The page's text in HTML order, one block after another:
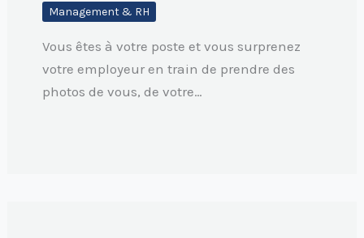
Management & RH
Vous êtes à votre poste et vous surprenez
votre employeur en train de prendre des
photos de vous, de votre…